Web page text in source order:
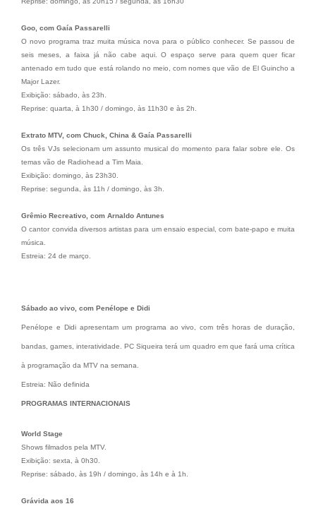
Goo, com Gaía Passarelli
O novo programa traz muita música nova para o público conhecer. Se passou de
seis meses, a faixa já não cabe aqui. O espaço serve para quem quer ficar
antenado em tudo que está rolando no meio, com nomes que vão de El Guincho a
Major Lazer.
Exibição: sábado, às 23h.
Reprise: quarta, à 1h30 / domingo, às 11h30 e às 2h.
Extrato MTV, com Chuck, China & Gaía Passarelli
Os três VJs selecionam um assunto musical do momento para falar sobre ele. Os
temas vão de Radiohead a Tim Maia.
Exibição: domingo, às 23h30.
Reprise: segunda, às 11h / domingo, às 3h.
Grêmio Recreativo, com Arnaldo Antunes
O cantor convida diversos artistas para um ensaio especial, com bate-papo e muita
música.
Estreia: 24 de março.
Sábado ao vivo, com Penélope e Didi
Penélope e Didi apresentam um programa ao vivo, com três horas de duração,
bandas, games, interatividade. PC Siqueira terá um quadro em que fará uma crítica
à programação da MTV na semana.
Estreia: Não definida
PROGRAMAS INTERNACIONAIS
World Stage
Shows filmados pela MTV.
Exibição: sexta, à 0h30.
Reprise: sábado, às 19h / domingo, às 14h e à 1h.
Grávida aos 16